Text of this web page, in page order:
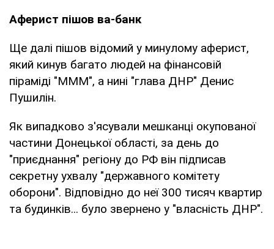
Аферист пішов ва-банк
Ще далі пішов відомий у минулому аферист,
який кинув багато людей на фінансовій
піраміді "МММ", а нині "глава ДНР" Денис
Пушилін.
Як випадково з'ясували мешканці окупованої
частини Донецької області, за день до
"приєднання" регіону до РФ він підписав
секретну ухвалу "державного комітету
оборони". Відповідно до неї 300 тисяч квартир
та будинків... було звернено у "власність ДНР".